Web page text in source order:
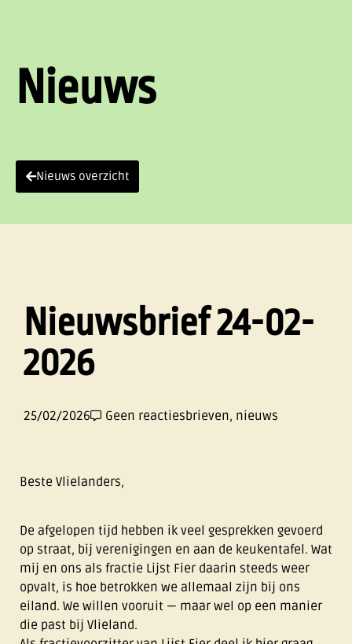
Nieuws
Nieuws overzicht
Nieuwsbrief 24-02-
2026
25/02/2026 Geen reactiesbrieven, nieuws
Beste Vlielanders,
De afgelopen tijd hebben ik veel gesprekken gevoerd
op straat, bij verenigingen en aan de keukentafel. Wat
mij en ons als fractie Lijst Fier daarin steeds weer
opvalt, is hoe betrokken we allemaal zijn bij ons
eiland. We willen vooruit — maar wel op een manier
die past bij Vlieland.